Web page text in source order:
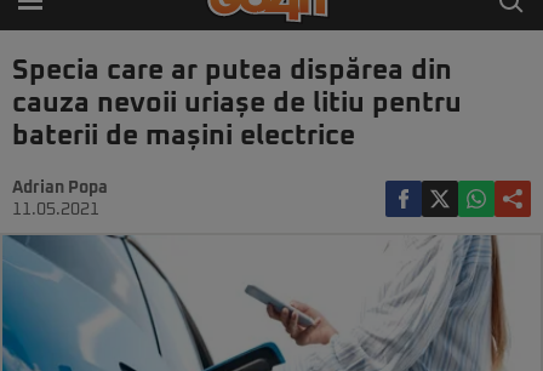
Specia care ar putea dispărea din
cauza nevoii uriașe de litiu pentru
baterii de mașini electrice
Adrian Popa
11.05.2021